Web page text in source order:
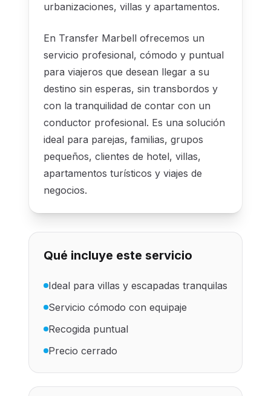
urbanizaciones, villas y apartamentos.
En Transfer Marbell ofrecemos un
servicio profesional, cómodo y puntual
para viajeros que desean llegar a su
destino sin esperas, sin transbordos y
con la tranquilidad de contar con un
conductor profesional. Es una solución
ideal para parejas, familias, grupos
pequeños, clientes de hotel, villas,
apartamentos turísticos y viajes de
negocios.
Qué incluye este servicio
Ideal para villas y escapadas tranquilas
Servicio cómodo con equipaje
Recogida puntual
Precio cerrado